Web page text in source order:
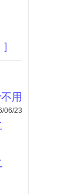
用
06/23